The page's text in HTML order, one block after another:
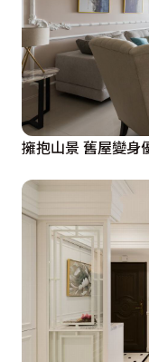
擁抱山景 舊屋變身